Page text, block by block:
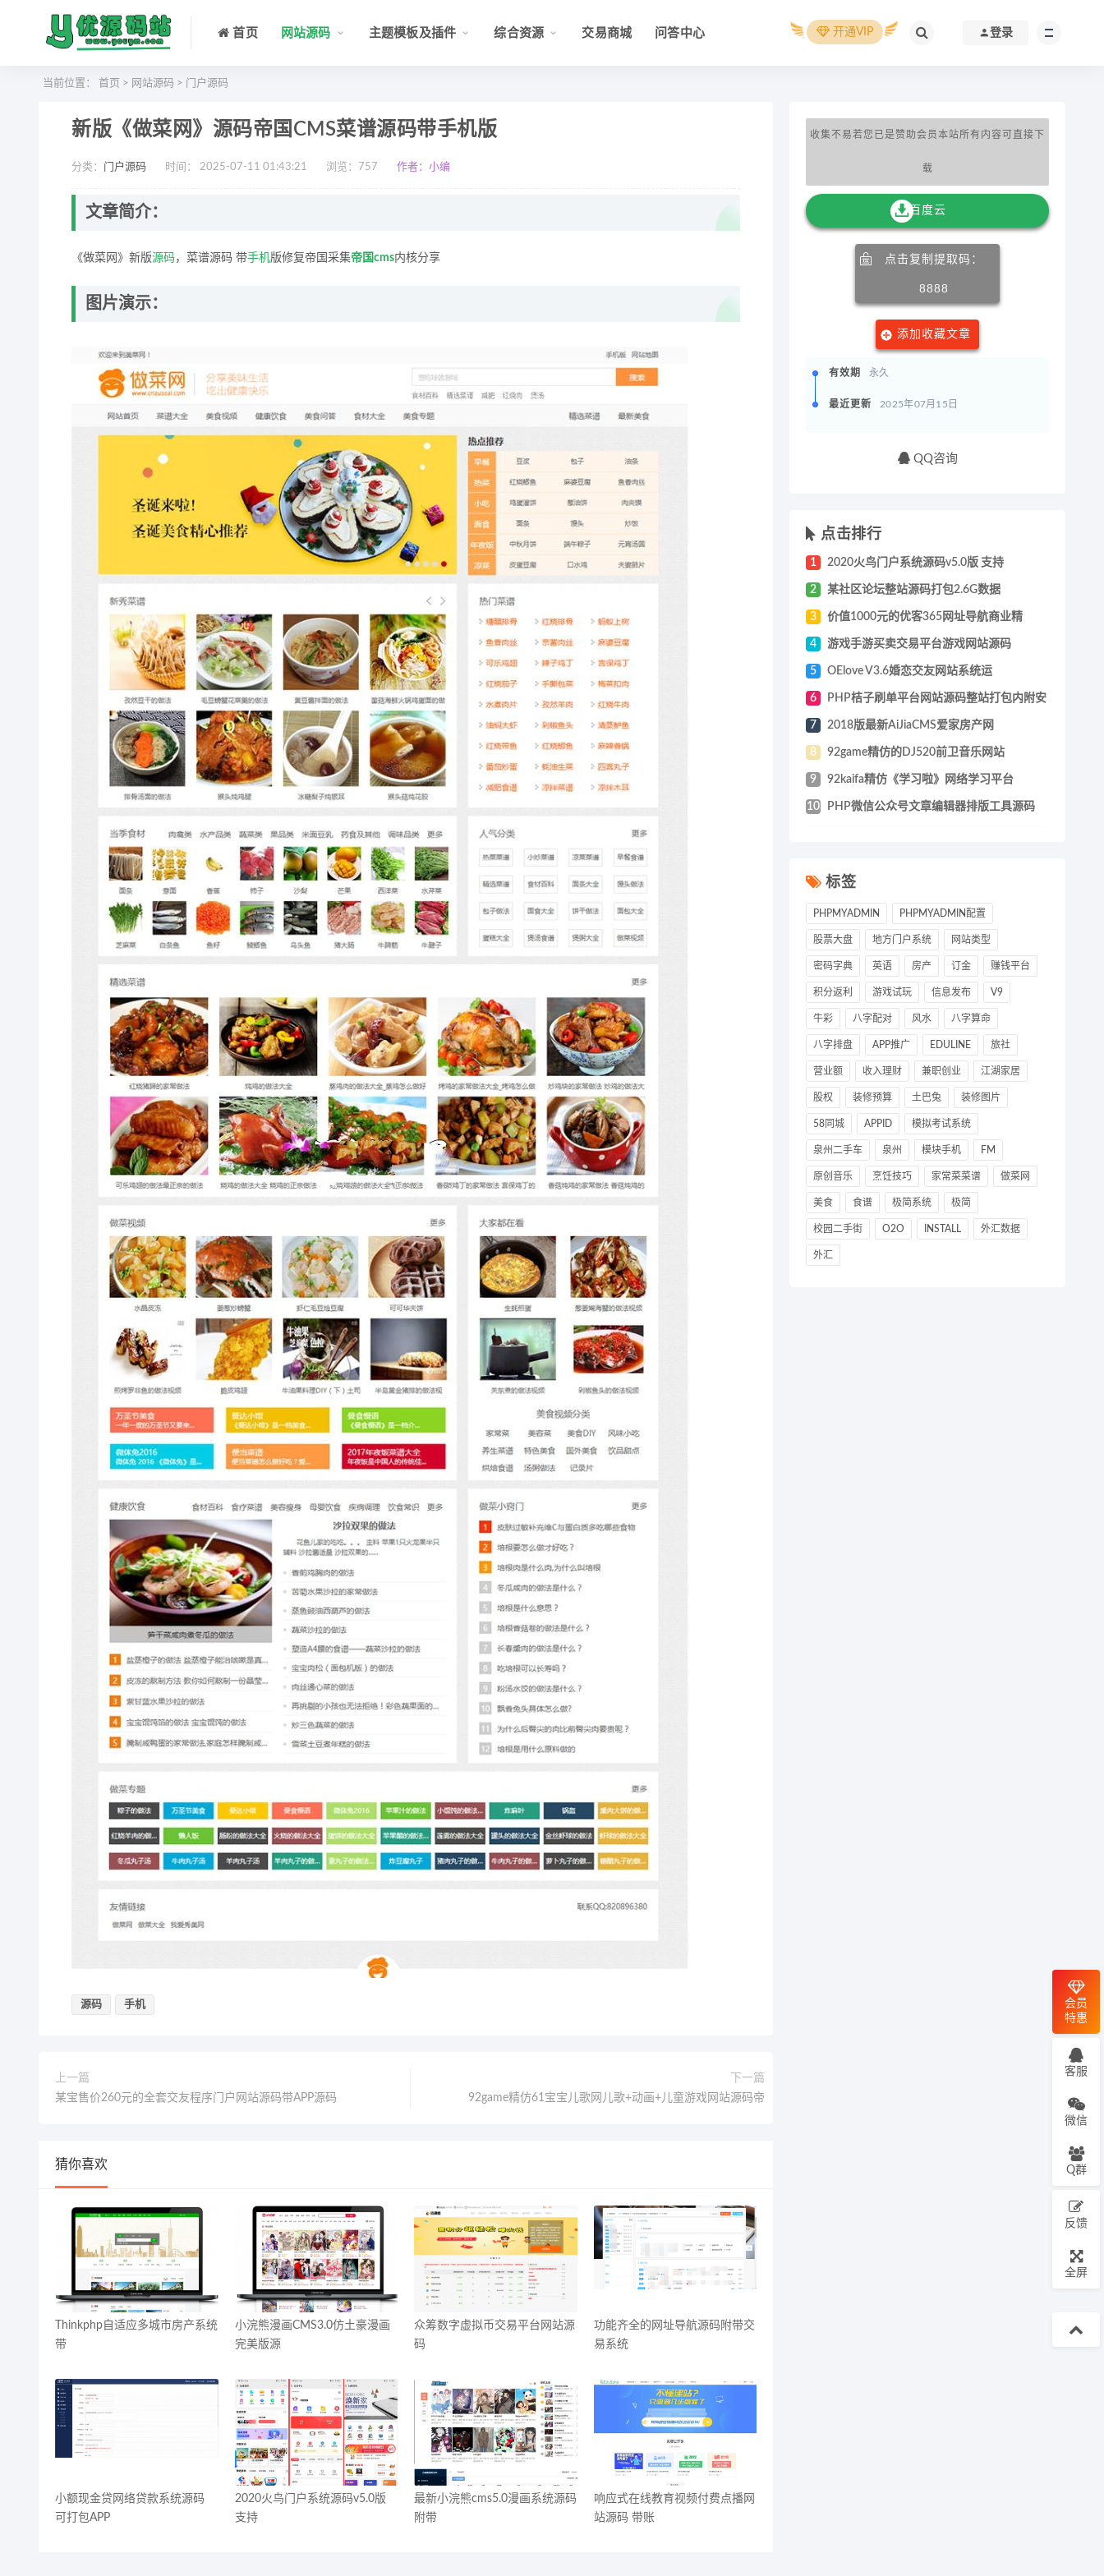
首页 网站源码 主题模板及插件 综合资源 交易商城 问答中心 开通VIP 登录
当前位置： 首页 > 网站源码 > 门户源码
新版《做菜网》源码帝国CMS菜谱源码带手机版
分类： 门户源码 时间： 2025-07-11 01:43:21 浏览： 757 作者：小编
文章简介：
《做菜网》新版源码，菜谱源码 带手机版修复帝国采集帝国cms内核分享
图片演示：
源码 手机
上一篇
某宝售价260元的全套交友程序门户网站源码带APP源码
下一篇
92game精仿61宝宝儿歌网儿歌+动画+儿童游戏网站源码帝
猜你喜欢
Thinkphp自适应多城市房产系统
带
小浣熊漫画CMS3.0仿土豪漫画
完美版源
众筹数字虚拟币交易平台网站源
码
功能齐全的网址导航源码附带交
易系统
小额现金贷网络贷款系统源码
可打包APP
2020火鸟门户系统源码v5.0版
支持
最新小浣熊cms5.0漫画系统源码
附带
响应式在线教育视频付费点播网
站源码 带账
收集不易若您已是赞助会员本站所有内容可直接下
载
百度云
点击复制提取码：
8888
添加收藏文章
有效期 永久
最近更新 2025年07月15日
QQ咨询
点击排行
1 2020火鸟门户系统源码v5.0版 支持
2 某社区论坛整站源码打包2.6G数据
3 价值1000元的优客365网址导航商业精
4 游戏手游买卖交易平台游戏网站源码
5 OElove V3.6婚恋交友网站系统运
6 PHP桔子刷单平台网站源码整站打包内附安
7 2018版最新AiJiaCMS爱家房产网
8 92game精仿的DJ520前卫音乐网站
9 92kaifa精仿《学习啦》网络学习平台
10 PHP微信公众号文章编辑器排版工具源码
标签
PHPMYADMIN PHPMYADMIN配置
股票大盘 地方门户系统 网站类型
密码字典 英语 房产 订金 赚钱平台
积分返利 游戏试玩 信息发布 V9
牛彩 八字配对 风水 八字算命
八字排盘 APP推广 EDULINE 旅社
营业额 收入理财 兼职创业 江湖家居
股权 装修预算 土巴兔 装修图片
58同城 APPID 模拟考试系统
泉州二手车 泉州 模块手机 FM
原创音乐 烹饪技巧 家常菜菜谱 做菜网
美食 食谱 极简系统 极简
校园二手街 O2O INSTALL 外汇数据
外汇
会员
特惠
客服
微信
Q群
反馈
全屏